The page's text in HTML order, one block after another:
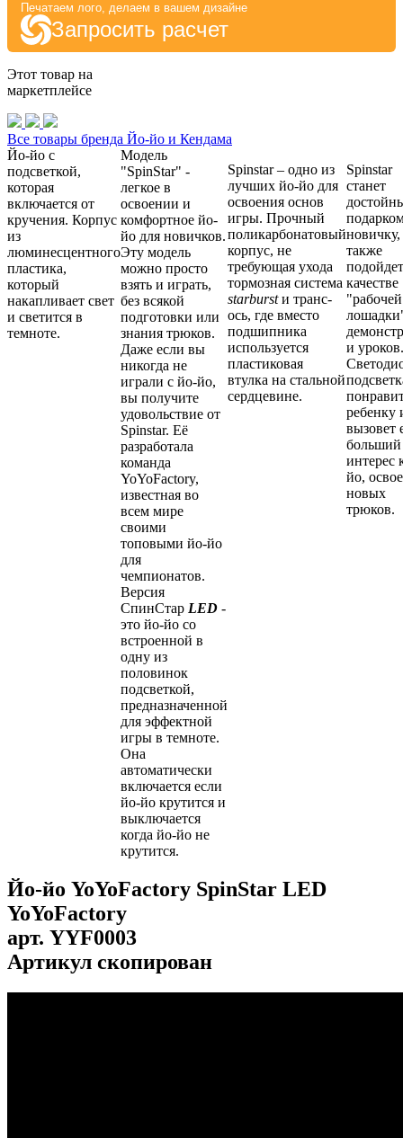
Печатаем лого, делаем в вашем дизайне
Запросить расчет
Этот товар на
маркетплейсе
Все товары бренда Йо-йо и Кендама
Йо-йо с
подсветкой,
которая
включается от
кручения. Корпус
из
люминесцентного
пластика,
который
накапливает свет
и светится в
темноте.
Модель
"SpinStar" -
легкое в
освоении и
комфортное йо-
йо для новичков.
Эту модель
можно просто
взять и играть,
без всякой
подготовки или
знания трюков.
Даже если вы
никогда не
играли с йо-йо,
вы получите
удовольствие от
Spinstar. Её
разработала
команда
YoYoFactory,
известная во
всем мире
своими
топовыми йо-йо
для
чемпионатов.
Версия
СпинСтар LED -
это йо-йо со
встроенной в
одну из
половинок
подсветкой,
предназначенной
для эффектной
игры в темноте.
Она
автоматически
включается если
йо-йо крутится и
выключается
когда йо-йо не
крутится.
Spinstar – одно из
лучших йо-йо для
освоения основ
игры. Прочный
поликарбонатовый
корпус, не
требующая ухода
тормозная система
starburstи транс-
ось, где вместо
подшипника
используется
пластиковая
втулка на стальной
сердцевине.
Spinstar
станет
новичку,
также
качестве
"рабочей
и уроков.
ребенку
вызовет
больший
интерес
йо,
новых
трюков.
Йо-йо YoYoFactory SpinStar LED
YoYoFactory
арт. YYF0003
Артикул скопирован